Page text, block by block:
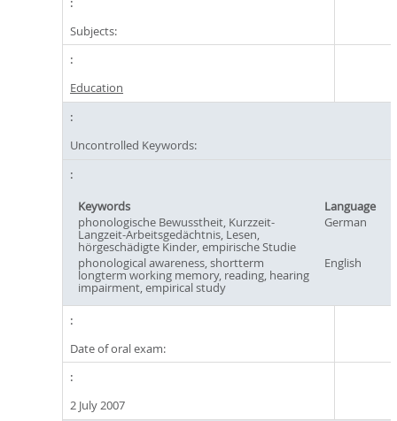
Subjects:
Education
Uncontrolled Keywords:
Keywords
Language
phonologische Bewusstheit, Kurzzeit-
Langzeit-Arbeitsgedächtnis, Lesen,
hörgeschädigte Kinder, empirische Studie
German
phonological awareness, shortterm
longterm working memory, reading, hearing
impairment, empirical study
English
Date of oral exam:
2 July 2007